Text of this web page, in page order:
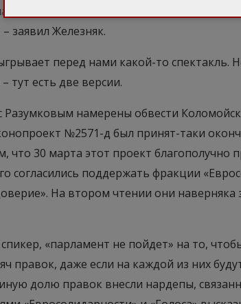
«Голос» однозначна – вопрос
заявил Железняк.
перед нами какой-то спектакль.
тут есть две версии.
Разумковым намерены обвести
№2571-д был принят-таки
30 марта этот проект благополучно
согласились поддержать фракции
На втором чтении они наверняка
«парламент не пойдет» на то,
правок, даже если на каждой из них
долю правок внесли нардепы,